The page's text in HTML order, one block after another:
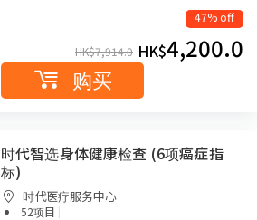
47% off
HK$7,914.0 HK$4,200.0
购买
时代智选身体健康检查 (6项癌症指
标)
时代医疗服务中心
52项目 |